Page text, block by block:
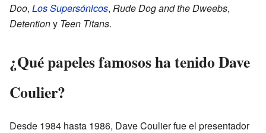
Doo, Los Supersónicos, Rude Dog and the Dweebs,
Detentiony Teen Titans.
¿Qué papeles famosos ha tenido Dave
Coulier?
Desde 1984 hasta 1986, Dave Coulier fue el presentador